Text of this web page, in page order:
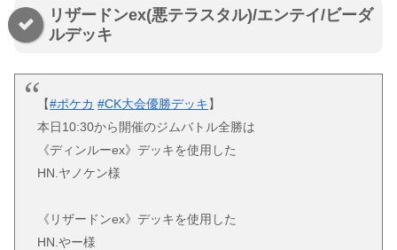
リザードンex(悪テラスタル)/エンテイ/ビーダ
ルデッキ
【#ポケカ #CK大会優勝デッキ】
本日10:30から開催のジムバトル全勝は
《ディンルーex》デッキを使用した
HN.ヤノケン様
《リザードンex》デッキを使用した
HN.やー様